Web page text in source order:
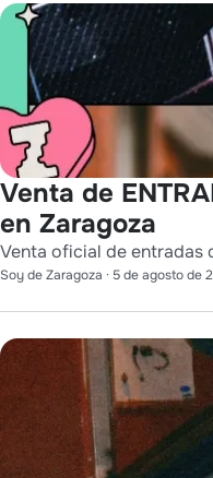
Venta de
en Zaragoza
Venta oficial de entradas
Soy de Zaragoza · 5 de agosto de